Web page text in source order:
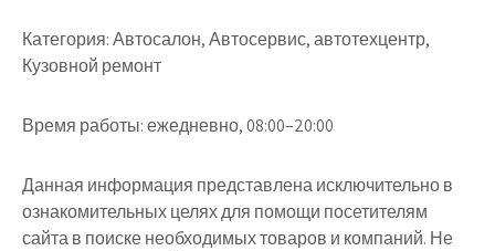
Категория:Автосалон, Автосервис, автотехцентр,
Кузовной ремонт
Время работы:ежедневно, 08:00–20:00
Данная информация представлена исключительно в
ознакомительных целях для помощи посетителям
сайта в поиске необходимых товаров и компаний. Не